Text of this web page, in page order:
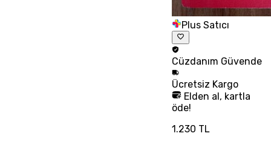
Plus Satıcı
Cüzdanım Güvende
Ücretsiz Kargo
Elden al, kartla
öde!
1.230 TL